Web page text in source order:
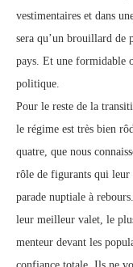
vestimentaires et dans
sera qu’un brouillard de
pays. Et une formidable
politique.
Pour le reste de la
le régime est très bien
quatre, que nous
rôle de figurants qui leur
parade nuptiale à
leur meilleur valet, le
menteur devant les